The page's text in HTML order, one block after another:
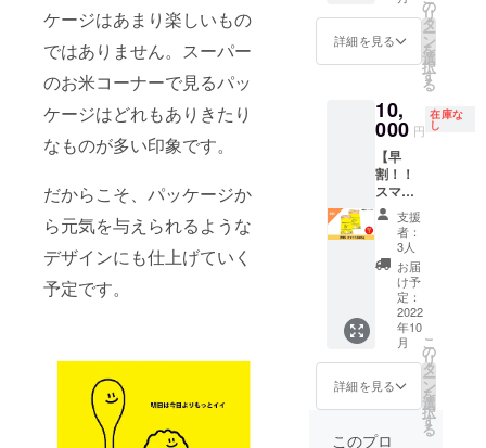
ケージはあまり楽しいもの
ではありません。スーパー
のお米コーナーで見るパッ
ケージはどれもありきたり
なものが多い印象です。
だからこそ、パッケージか
ら元気を与えられるような
デザインにも仕上げていく
予定です。
日） 販
売者：
福田農
園 栃木
宮市新
里町乙
293番地
名さま
す。 ※
送料込
値段で
す。 ※
発送時
期は
2022年
10月の
予定で
す。 名
称：精
米 原料
玄米：
単一原
料米 産
地： 栃
木県 品
種：コ
シヒカ
リ
年
からの
お手紙
３）オ
テッ
カー
《ス
テッ
カー》
・サイ
ズ：
6cm×1
2cm ・
デザイ
ンは現
在準備
中で
す。 ※3
名さま
す。 ※
送料込
１）ス
米 10kg
（コシ
栃木県
産(単一
原料米)
２）発
起人 福
田幸恵
からの
お礼の
お手紙
３）オ
リジナ
ルス
テッ
カー
《ス
カー》
・サイ
6cm×1
般的な
白米で
す。 上
多めに
削った
白いお
米で
す。 無
洗米：
とがず
に軽く
水洗い
する程
度で
OK！ お
届けす
るもの
１）ス
米 10kg
（コシ
リ）：
を届け
ます。
精米の
無洗米
の3種類
からお
選びい
ただけ
ます。
標準：
ヌカを
取り除
いた一
般的な
白米で
す。 上
白：標
準より
ヌカを
多めに
米で
子さま
も大喜
びな、
20kgを
け！！
思わず
笑顔に
なっ
ちゃう
ような
美味し
いお米
で、毎
日の食
事に
ハッ
ピース
マイル
を届け
ます。
精米の
上白・
詳細を見る
の
リ
タ
ー
ン
を
選
択
す
る
10,
000 円
在庫な
し
【早
割！！
スマイ
ル米
20kg
（コシ
ヒカ
リ）】
500円お
得！ 育
ち盛り
のお子
さまも
大喜び
な、
20kgを
お届
支援
者：
3人
お届
け予
定：
2022
年10
月
詳細を見る
こ
の
リ
タ
ー
ン
を
選
択
す
る
このプロ